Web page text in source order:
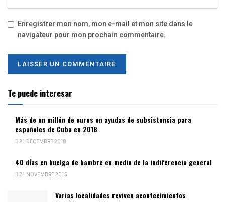
Enregistrer mon nom, mon e-mail et mon site dans le
navigateur pour mon prochain commentaire.
Te puede interesar
Más de un millón de euros en ayudas de subsistencia para
españoles de Cuba en 2018
21 DÉCEMBRE 2018
40 días en huelga de hambre en medio de la indiferencia general
21 NOVEMBRE 2015
Varias localidades reviven acontecimientos